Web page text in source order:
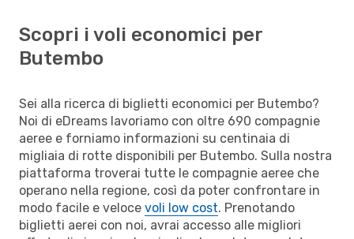
Scopri i voli economici per
Butembo
Sei alla ricerca di biglietti economici per Butembo?
Noi di eDreams lavoriamo con oltre 690 compagnie
aeree e forniamo informazioni su centinaia di
migliaia di rotte disponibili per Butembo. Sulla nostra
piattaforma troverai tutte le compagnie aeree che
operano nella regione, così da poter confrontare in
modo facile e veloce voli low cost. Prenotando
biglietti aerei con noi, avrai accesso alle migliori